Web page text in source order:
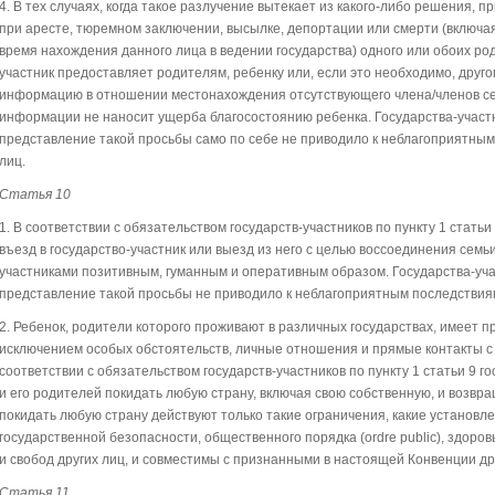
4. В тех случаях, когда такое разлучение вытекает из какого-либо решения,
при аресте, тюремном заключении, высылке, депортации или смерти
время нахождения данного лица в ведении государства) одного или обоих
участник предоставляет родителям, ребенку или, если это необходимо,
информацию в отношении местонахождения отсутствующего члена/членов
информации не наносит ущерба благосостоянию ребенка. Государства-
представление такой просьбы само по себе не приводило к
лиц.
Статья 10
1. В соответствии с обязательством государств-участников по пункту 1
въезд в государство-участник или выезд из него с целью воссоединения
участниками позитивным, гуманным и оперативным образом. Государства-
представление такой просьбы не приводило к неблагоприятным
2. Ребенок, родители которого проживают в различных государствах, имеет
исключением особых обстоятельств, личные отношения и прямые контакты
соответствии с обязательством государств-участников по пункту 1 статьи 9
и его родителей покидать любую страну, включая свою собственную, и
покидать любую страну действуют только такие ограничения, какие
государственной безопасности, общественного порядка (ordre public),
и свобод других лиц, и совместимы с признанными в настоящей Конвенции